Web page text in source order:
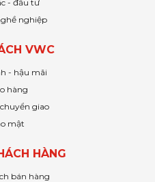
- đầu tư
nghiệp
VWC
- hậu mãi
hàng
giao
mật
HÀNG
bán hàng